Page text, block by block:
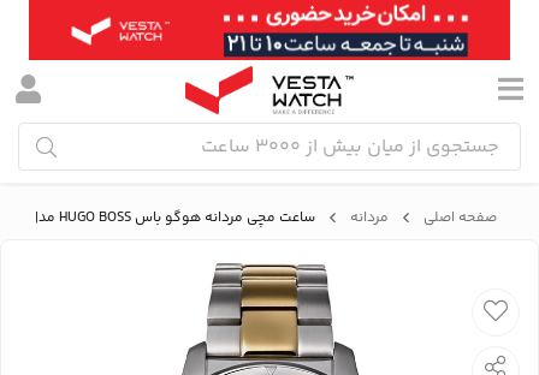
صفحه اصلی مردانه ساعت مچی مردانه هوگو باس HUGO BOSS مدل B1513529